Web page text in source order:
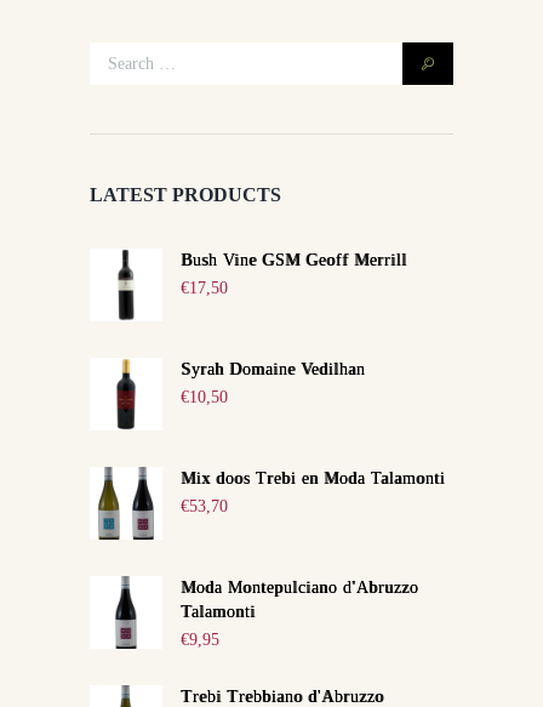
LATEST PRODUCTS
Bush Vine GSM Geoff Merrill
€17,50
Syrah Domaine Vedilhan
€10,50
Mix doos Trebi en Moda Talamonti
€53,70
Moda Montepulciano d'Abruzzo
Talamonti
€9,95
Trebi Trebbiano d'Abruzzo